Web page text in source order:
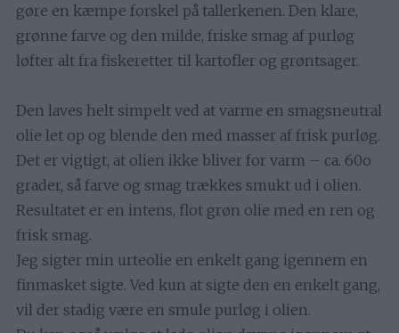
gøre en kæmpe forskel på tallerkenen. Den klare,
grønne farve og den milde, friske smag af purløg
løfter alt fra fiskeretter til kartofler og grøntsager.
Den laves helt simpelt ved at varme en smagsneutral
olie let op og blende den med masser af frisk purløg.
Det er vigtigt, at olien ikke bliver for varm – ca. 60o
grader, så farve og smag trækkes smukt ud i olien.
Resultatet er en intens, flot grøn olie med en ren og
frisk smag.
Jeg sigter min urteolie en enkelt gang igennem en
finmasket sigte. Ved kun at sigte den en enkelt gang,
vil der stadig være en smule purløg i olien.